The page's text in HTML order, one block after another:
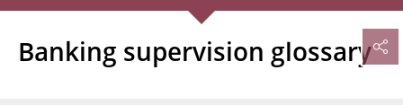
Banking supervision glossary